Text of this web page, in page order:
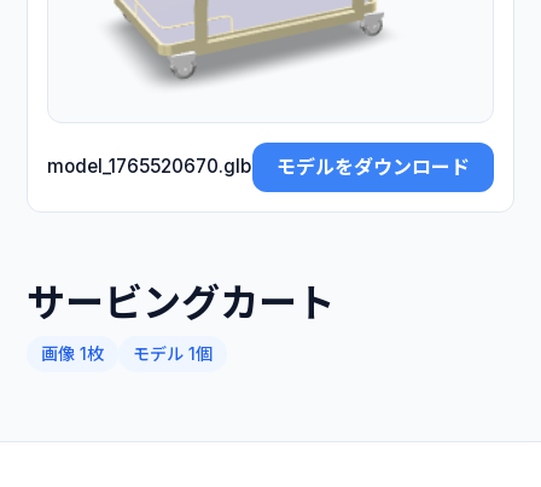
model_1765520670.glb モデルをダウンロード
サービングカート
画像 1枚 モデル 1個